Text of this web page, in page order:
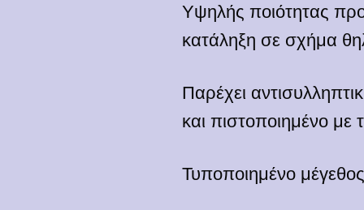
Υψηλής ποιότητας
κατάληξη σε σχήμα
Παρέχει
και πιστοποιημένο
Τυποποιημένο